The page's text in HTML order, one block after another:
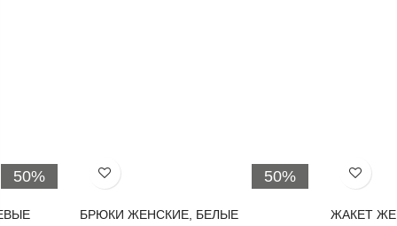
50% 50%
Хочу!
БРЮКИ ЖЕНСКИЕ, БЕЛЫЕ
Хочу!
ЖАКЕТ